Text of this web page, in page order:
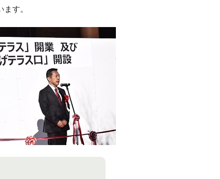
す。